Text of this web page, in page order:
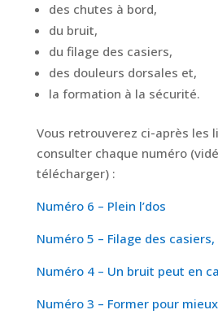
des chutes à bord,
du bruit,
du filage des casiers,
des douleurs dorsales et,
la formation à la sécurité.
Vous retrouverez ci-après les
consulter chaque numéro
télécharger) :
Numéro 6 – Plein l’dos
Numéro 5 – Filage des
Numéro 4 – Un bruit peut en
Numéro 3 – Former pour